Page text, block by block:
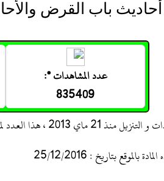
باب القرض
عدد المشاهدات *:
835409
العدد لمجموع المواد المتعلقة بموضوع المادة
بتاريخ : 25/12/2016